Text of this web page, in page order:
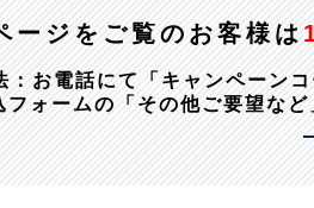
ージをご覧のお客様は
お電話にて「キャンペーン
フォームの「その他ご要望な